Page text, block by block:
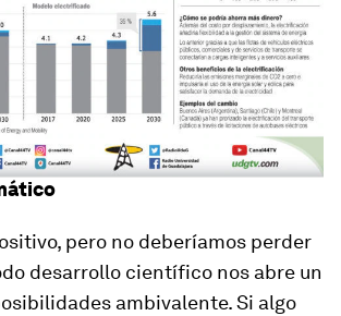
pero no deberíamos perder
desarrollo científico nos abre un
ambivalente. Si algo